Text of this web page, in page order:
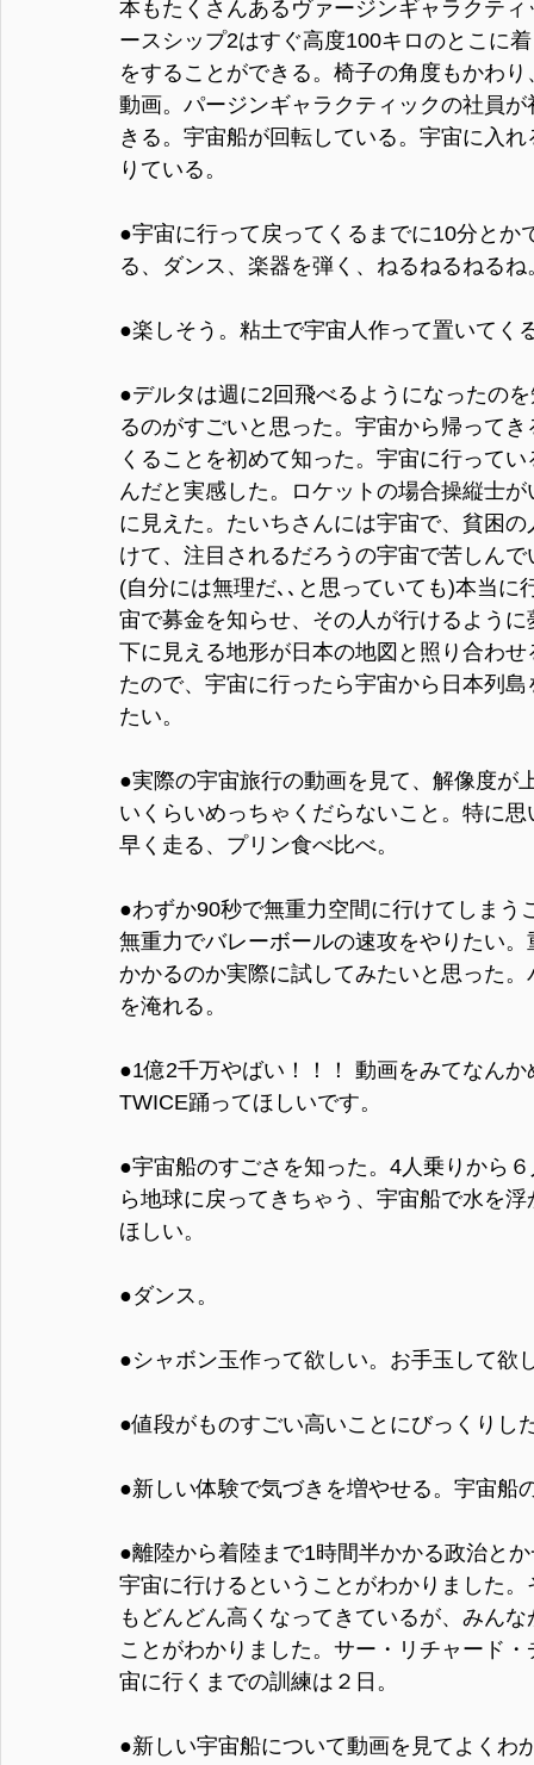
本もたくさんあるヴァージンギャラクテ
ースシップ2はすぐ高度100キロのとこに
をすることができる。椅子の角度もかわ
動画。パージンギャラクティックの社員
きる。宇宙船が回転している。宇宙に入
りている。
●宇宙に行って戻ってくるまでに10分と
る、ダンス、楽器を弾く、ねるねるねるね
●楽しそう。粘土で宇宙人作って置いてく
●デルタは週に2回飛べるようになったの
るのがすごいと思った。宇宙から帰って
くることを初めて知った。宇宙に行って
んだと実感した。ロケットの場合操縦士
に見えた。たいちさんには宇宙で、貧困
けて、注目されるだろうの宇宙で苦しん
(自分には無理だ､､と思っていても)本当
宙で募金を知らせ、その人が行けるよう
下に見える地形が日本の地図と照り合わ
たので、宇宙に行ったら宇宙から日本列
たい。
●実際の宇宙旅行の動画を見て、解像度が
いくらいめっちゃくだらないこと。特に
早く走る、プリン食べ比べ。
●わずか90秒で無重力空間に行けてしま
無重力でバレーボールの速攻をやりたい
かかるのか実際に試してみたいと思った
を淹れる。
●1億2千万やばい！！！ 動画をみてなん
TWICE踊ってほしいです。
●宇宙船のすごさを知った。4人乗りから
ら地球に戻ってきちゃう、宇宙船で水を
ほしい。
●ダンス。
●シャボン玉作って欲しい。お手玉して欲
●値段がものすごい高いことにびっくりし
●新しい体験で気づきを増やせる。宇宙船
●離陸から着陸まで1時間半かかる政治と
宇宙に行けるということがわかりました
もどんどん高くなってきているが、みん
ことがわかりました。サー・リチャード
宙に行くまでの訓練は２日。
●新しい宇宙船について動画を見てよくわ